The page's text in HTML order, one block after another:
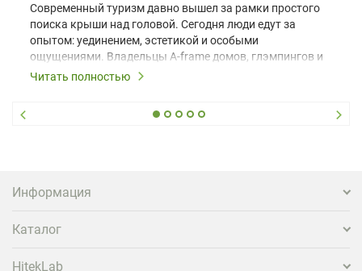
Современный туризм давно вышел за рамки простого
поиска крыши над головой. Сегодня люди едут за
опытом: уединением, эстетикой и особыми
ощущениями. Владельцы A-frame домов, глэмпингов и
шале понимают, что конкуренция растет, и
вернуться и поделиться впечатлениями в соцсетях,
проектора.
Читать полностью
Информация
Каталог
HitekLab